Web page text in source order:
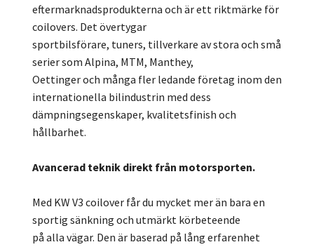
eftermarknadsprodukterna och är ett riktmärke för
coilovers. Det övertygar
sportbilsförare, tuners, tillverkare av stora och små
serier som Alpina, MTM, Manthey,
Oettinger och många fler ledande företag inom den
internationella bilindustrin med dess
dämpningsegenskaper, kvalitetsfinish och
hållbarhet.
Avancerad teknik direkt från motorsporten.
Med KW V3 coilover får du mycket mer än bara en
sportig sänkning och utmärkt körbeteende
på alla vägar. Den är baserad på lång erfarenhet